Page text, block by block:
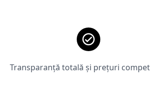
Transparanță totală și prețuri